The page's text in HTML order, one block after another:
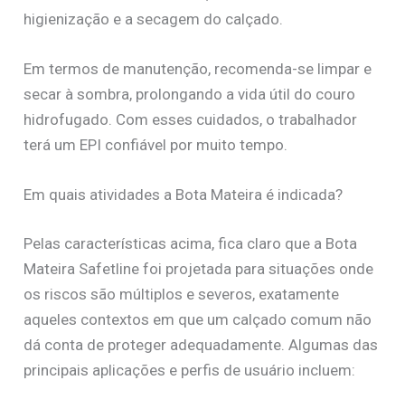
higienização e a secagem do calçado.
Em termos de manutenção, recomenda-se limpar e
secar à sombra, prolongando a vida útil do couro
hidrofugado. Com esses cuidados, o trabalhador
terá um EPI confiável por muito tempo.
Em quais atividades a Bota Mateira é indicada?
Pelas características acima, fica claro que a Bota
Mateira Safetline foi projetada para situações onde
os riscos são múltiplos e severos, exatamente
aqueles contextos em que um calçado comum não
dá conta de proteger adequadamente. Algumas das
principais aplicações e perfis de usuário incluem: